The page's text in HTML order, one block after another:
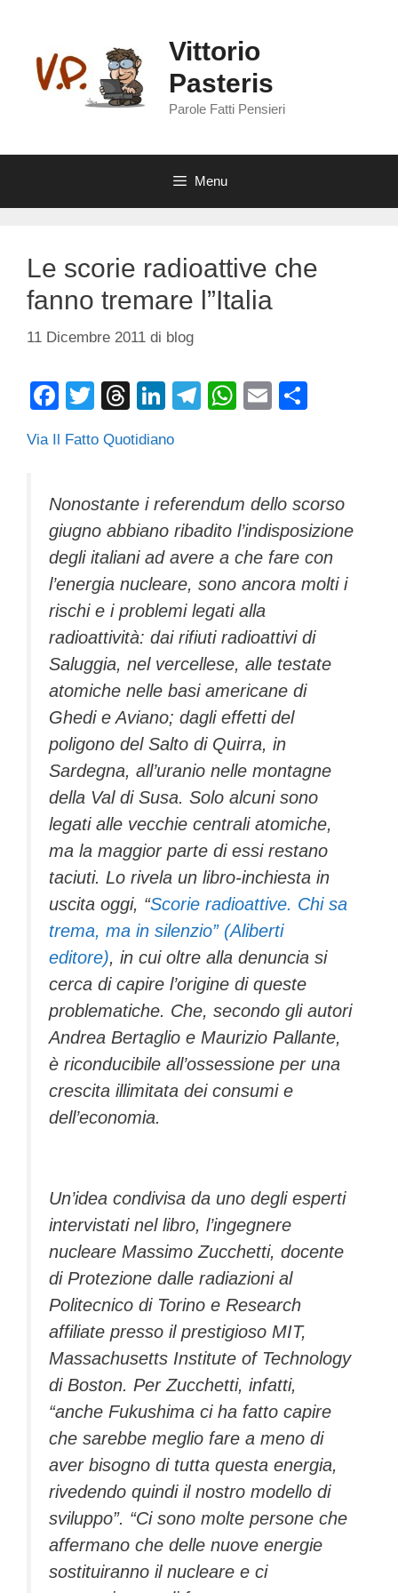
contenuto
Vittorio
Pasteris
Parole Fatti Pensieri
Menu
Le scorie radioattive che
fanno tremare l”Italia
11 Dicembre 2011 di blog
F
c
b
o
o
k
T
tt
T
e
d
s
Li
k
dI
n
T
a
m
W
A
p
p
E
vi
di
Via Il Fatto Quotidiano
Nonostante i referendum dello scorso
giugno abbiano ribadito l’indisposizione
degli italiani ad avere a che fare con
l’energia nucleare, sono ancora molti i
rischi e i problemi legati alla
radioattività: dai rifiuti radioattivi di
Saluggia, nel vercellese, alle testate
atomiche nelle basi americane di
Ghedi e Aviano; dagli effetti del
poligono del Salto di Quirra, in
Sardegna, all’uranio nelle montagne
della Val di Susa. Solo alcuni sono
legati alle vecchie centrali atomiche,
ma la maggior parte di essi restano
taciuti. Lo rivela un libro-inchiesta in
uscita oggi, “Scorie radioattive. Chi sa
trema, ma in silenzio” (Aliberti
editore), in cui oltre alla denuncia si
cerca di capire l’origine di queste
problematiche. Che, secondo gli autori
Andrea Bertaglio e Maurizio Pallante,
è riconducibile all’ossessione per una
crescita illimitata dei consumi e
dell’economia.
Un’idea condivisa da uno degli esperti
intervistati nel libro, l’ingegnere
nucleare Massimo Zucchetti, docente
di Protezione dalle radiazioni al
Politecnico di Torino e Research
affiliate presso il prestigioso MIT,
Massachusetts Institute of Technology
di Boston. Per Zucchetti, infatti,
“anche Fukushima ci ha fatto capire
che sarebbe meglio fare a meno di
aver bisogno di tutta questa energia,
rivedendo quindi il nostro modello di
sviluppo”. “Ci sono molte persone che
affermano che delle nuove energie
sostituiranno il nucleare e ci